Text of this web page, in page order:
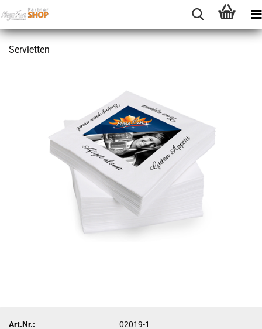
Ser­vi­et­ten
Art.Nr.:
02019-1